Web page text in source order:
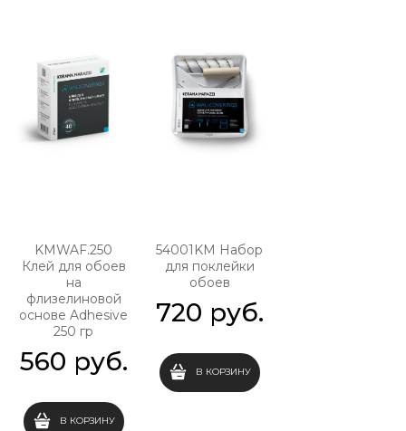
KMWAF.250
Клей для обоев
на
флизелиновой
основе Adhesive
250 гр
560 руб.
В КОРЗИНУ
54001KM Набор
для поклейки
обоев
720 руб.
В КОРЗИНУ